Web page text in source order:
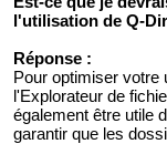
l'utilisation de Q-
Réponse :
Pour optimiser votre
l'Explorateur de
également être utile
garantir que les